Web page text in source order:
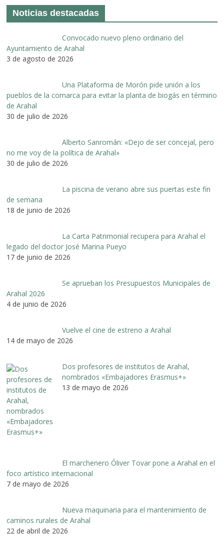
Noticias destacadas
Convocado nuevo pleno ordinario del
Ayuntamiento de Arahal
3 de agosto de 2026
Una Plataforma de Morón pide unión a los
pueblos de la comarca para evitar la planta de biogás en término
de Arahal
30 de julio de 2026
Alberto Sanromán: «Dejo de ser concejal, pero
no me voy de la política de Arahal»
30 de julio de 2026
La piscina de verano abre sus puertas este fin
de semana
18 de junio de 2026
La Carta Patrimonial recupera para Arahal el
legado del doctor José Marina Pueyo
17 de junio de 2026
Se aprueban los Presupuestos Municipales de
Arahal 2026
4 de junio de 2026
Vuelve el cine de estreno a Arahal
14 de mayo de 2026
Dos profesores de institutos de Arahal,
nombrados «Embajadores Erasmus+»
13 de mayo de 2026
El marchenero Óliver Tovar pone a Arahal en el
foco artístico internacional
7 de mayo de 2026
Nueva maquinaria para el mantenimiento de
caminos rurales de Arahal
22 de abril de 2026